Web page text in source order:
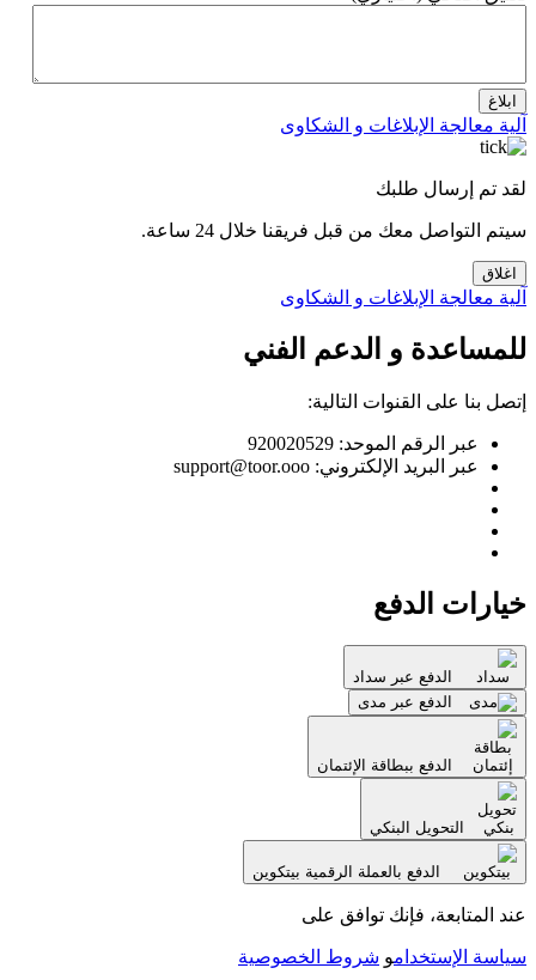
ابلاغ
آلية معالجة الإبلاغات و الشكاوى
لقد تم إرسال طلبك
سيتم التواصل معك من قبل فريقنا خلال 24 ساعة.
اغلاق
آلية معالجة الإبلاغات و الشكاوى
للمساعدة و الدعم الفني
إتصل بنا على القنوات التالية:
عبر الرقم الموحد: 920020529
عبر البريد الإلكتروني: support@toor.ooo
خيارات الدفع
الدفع عبر سداد
الدفع عبر مدى
الدفع ببطاقة الإئتمان
التحويل البنكي
الدفع بالعملة الرقمية بيتكوين
عند المتابعة، فإنك توافق على
سياسة الإستخدامو شروط الخصوصية